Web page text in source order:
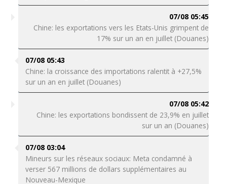
07/08 05:45
Chine: les exportations vers les Etats-Unis grimpent de
17% sur un an en juillet (Douanes)
07/08 05:43
Chine: la croissance des importations ralentit à +27,5%
sur un an en juillet (Douanes)
07/08 05:42
Chine: les exportations bondissent de 23,9% en juillet
sur un an (Douanes)
07/08 03:04
Mineurs sur les réseaux sociaux: Meta condamné à
verser 567 millions de dollars supplémentaires au
Nouveau-Mexique